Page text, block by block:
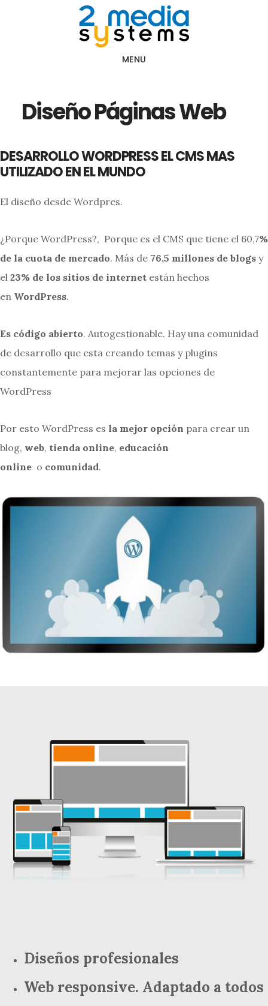
MENU
Diseño Páginas Web
DESARROLLO WORDPRESS EL CMS MAS
UTILIZADO EN EL MUNDO
El diseño desde Wordpres.
¿Porque WordPress?, Porque es el CMS que tiene el 60,7%
de la cuota de mercado. Más de 76,5 millones de blogs y
el 23% de los sitios de internet están hechos
en WordPress.
Es código abierto. Autogestionable. Hay una comunidad
de desarrollo que esta creando temas y plugins
constantemente para mejorar las opciones de
WordPress
Por esto WordPress es la mejor opción para crear un
blog, web, tienda online, educación
online o comunidad.
Diseños profesionales
Web responsive. Adaptado a todos